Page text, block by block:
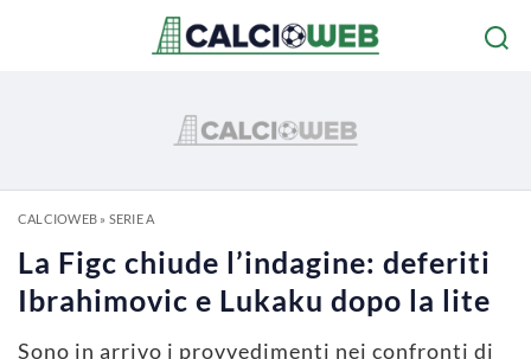
CALCIOWEB» SERIE A
La Figc chiude l’indagine: deferiti
Ibrahimovic e Lukaku dopo la lite
Sono in arrivo i provvedimenti nei confronti di